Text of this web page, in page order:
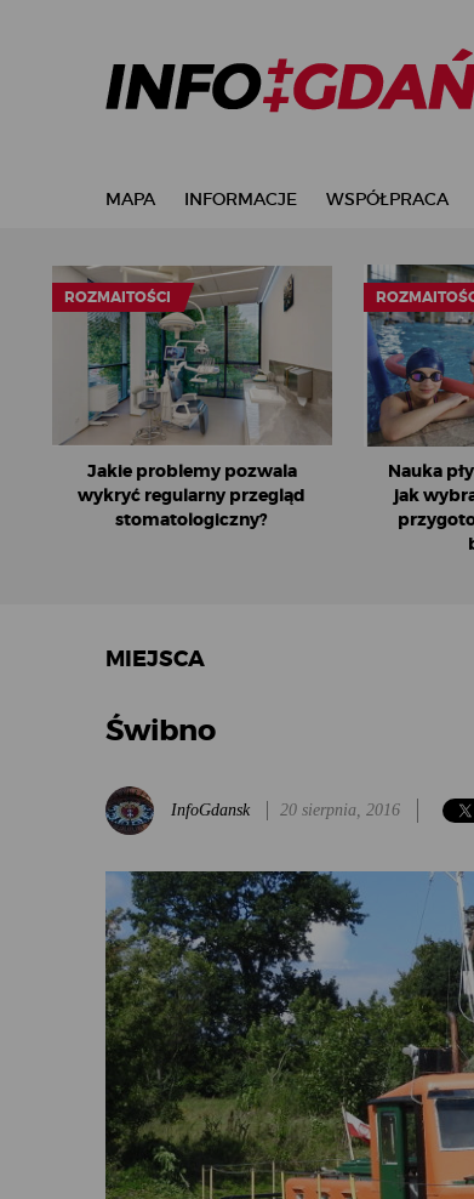
MAPA INFORMACJE WSPÓŁPRACA
ROZMAITOŚCI
Jakie problemy pozwala
wykryć regularny przegląd
stomatologiczny?
Nauka
jak
MIEJSCA
Świbno
InfoGdansk 20 sierpnia, 2016